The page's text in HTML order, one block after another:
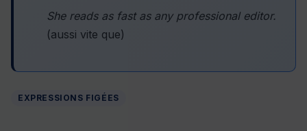
She reads as fast as any professional editor.
(aussi vite que)
EXPRESSIONS FIGÉES